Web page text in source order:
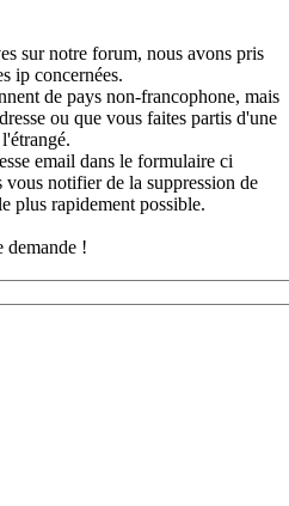
sur notre forum, nous avons pris
ip concernées.
de pays non-francophone, mais
ou que vous faites partis d'une
email dans le formulaire ci
vous notifier de la suppression de
plus rapidement possible.
demande !